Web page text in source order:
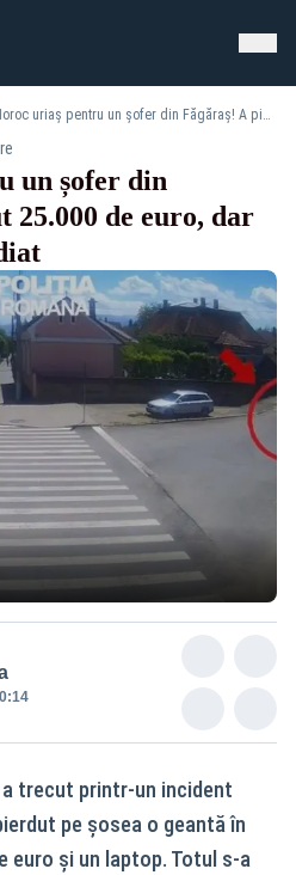
Noroc uriaș pentru un șofer din Făgăraș! A pierdut 25.000 de euro, dar i-a recuperat imediat
un șofer din
25.000 de euro, dar
a trecut printr-un incident
pe șosea o geantă în
euro și un laptop. Totul s-a